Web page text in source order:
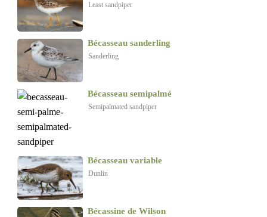
Least sandpiper
Bécasseau sanderling
Sanderling
Bécasseau semipalmé
Semipalmated sandpiper
Bécasseau variable
Dunlin
Bécassine de Wilson